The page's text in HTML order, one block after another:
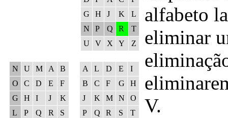
G
H J K
L
N
P Q R
T
U
V X Y Z
N U M A
B
O
C D E
F
G
H I J
K
L
P Q R
S
A L D E
I
B
C F G
H
J
K M N
O
P
Q R S
T
alfabeto
eliminar
V.